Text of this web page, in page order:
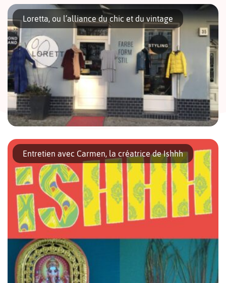
Voici une nouvelle qui en ravira plus d’un et surtout plus d’une !
Un nouveau magasin de mode vintage faisant la part belle aux
années 80 a ouvert ses portes […]
Loretta, ou l’alliance du chic et du vintage
À la recherche d’une boutique vintage proposant des vêtements
de seconde main de qualité ? Loretta saura faire votre bonheur.
Petit tour d’horizon À quelques pas du Mauerpark, dans
l’Oderberger Strasse se […]
Entretien avec Carmen, la créatrice de Ishhh